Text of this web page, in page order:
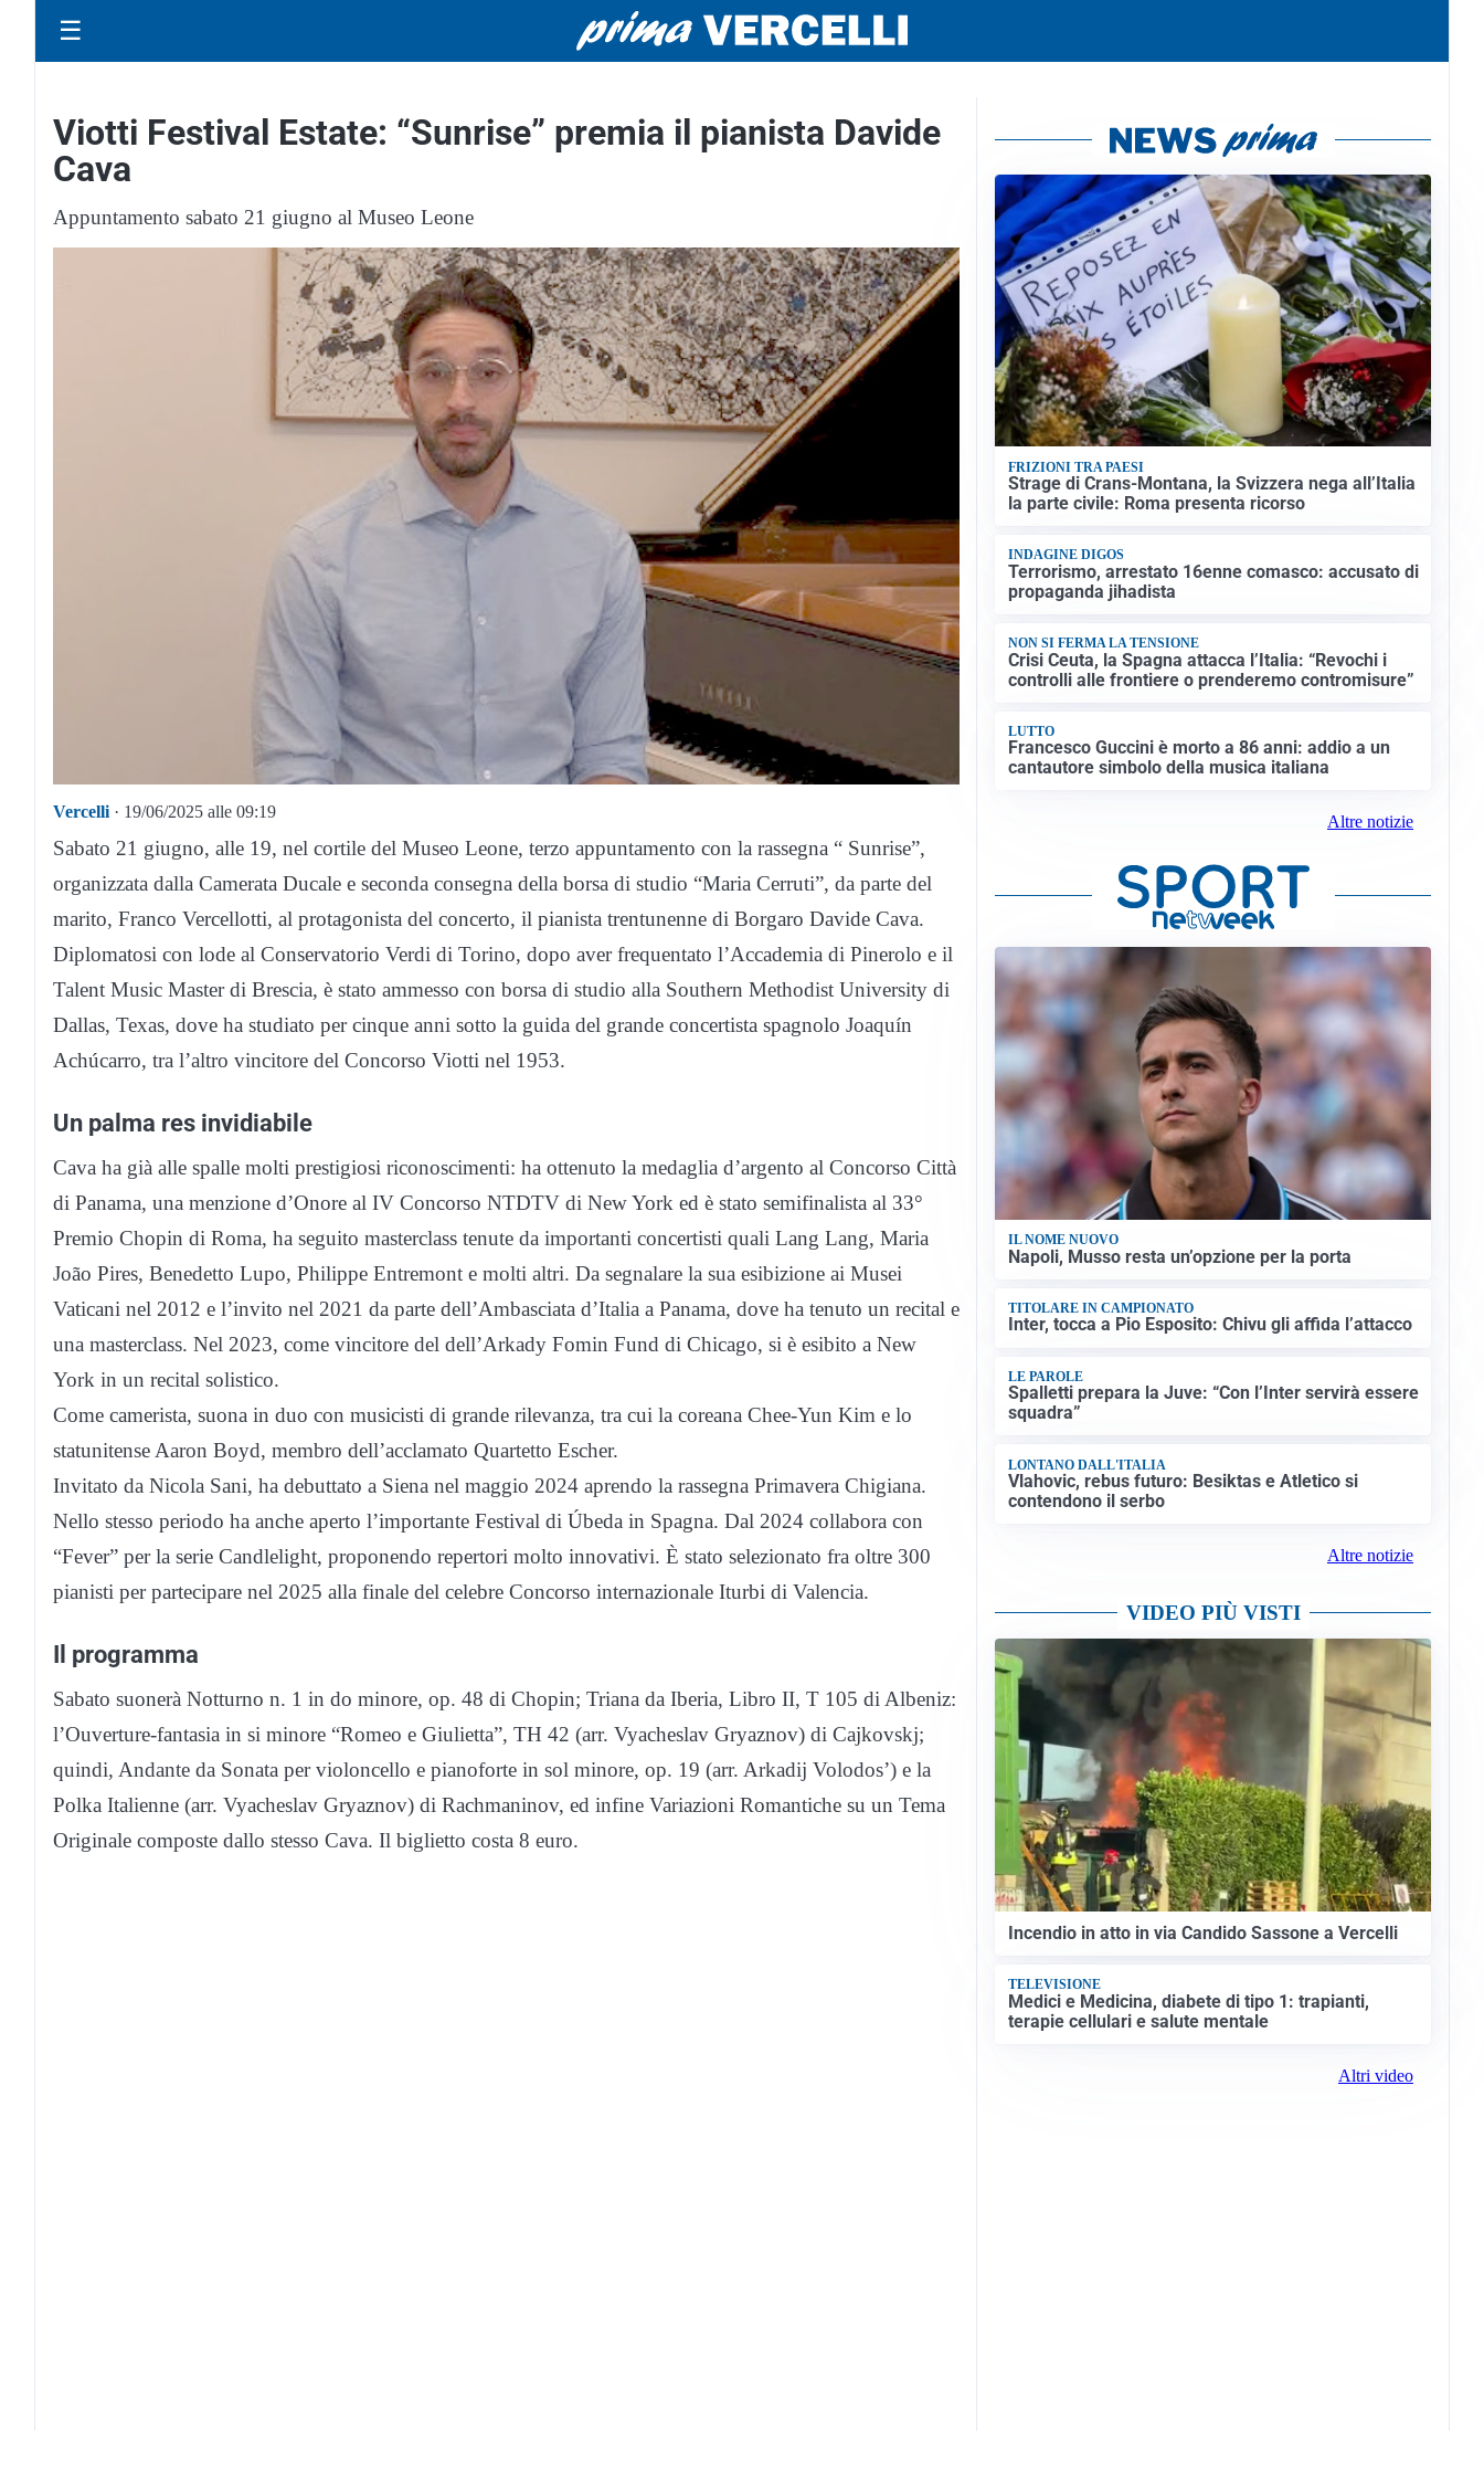
☰
Viotti Festival Estate: “Sunrise” premia il pianista Davide
Cava
Appuntamento sabato 21 giugno al Museo Leone
Vercelli · 19/06/2025 alle 09:19
Sabato 21 giugno, alle 19, nel cortile del Museo Leone, terzo appuntamento con la rassegna “ Sunrise”,
organizzata dalla Camerata Ducale e seconda consegna della borsa di studio “Maria Cerruti”, da parte del
marito, Franco Vercellotti, al protagonista del concerto, il pianista trentunenne di Borgaro Davide Cava.
Diplomatosi con lode al Conservatorio Verdi di Torino, dopo aver frequentato l’Accademia di Pinerolo e il
Talent Music Master di Brescia, è stato ammesso con borsa di studio alla Southern Methodist University di
Dallas, Texas, dove ha studiato per cinque anni sotto la guida del grande concertista spagnolo Joaquín
Achúcarro, tra l’altro vincitore del Concorso Viotti nel 1953.
Un palma res invidiabile
Cava ha già alle spalle molti prestigiosi riconoscimenti: ha ottenuto la medaglia d’argento al Concorso Città
di Panama, una menzione d’Onore al IV Concorso NTDTV di New York ed è stato semifinalista al 33°
Premio Chopin di Roma, ha seguito masterclass tenute da importanti concertisti quali Lang Lang, Maria
João Pires, Benedetto Lupo, Philippe Entremont e molti altri. Da segnalare la sua esibizione ai Musei
Vaticani nel 2012 e l’invito nel 2021 da parte dell’Ambasciata d’Italia a Panama, dove ha tenuto un recital e
una masterclass. Nel 2023, come vincitore del dell’Arkady Fomin Fund di Chicago, si è esibito a New
York in un recital solistico.
Come camerista, suona in duo con musicisti di grande rilevanza, tra cui la coreana Chee-Yun Kim e lo
statunitense Aaron Boyd, membro dell’acclamato Quartetto Escher.
Invitato da Nicola Sani, ha debuttato a Siena nel maggio 2024 aprendo la rassegna Primavera Chigiana.
Nello stesso periodo ha anche aperto l’importante Festival di Úbeda in Spagna. Dal 2024 collabora con
“Fever” per la serie Candlelight, proponendo repertori molto innovativi. È stato selezionato fra oltre 300
pianisti per partecipare nel 2025 alla finale del celebre Concorso internazionale Iturbi di Valencia.
Il programma
Sabato suonerà Notturno n. 1 in do minore, op. 48 di Chopin; Triana da Iberia, Libro II, T 105 di Albeniz:
l’Ouverture-fantasia in si minore “Romeo e Giulietta”, TH 42 (arr. Vyacheslav Gryaznov) di Cajkovskj;
quindi, Andante da Sonata per violoncello e pianoforte in sol minore, op. 19 (arr. Arkadij Volodos’) e la
Polka Italienne (arr. Vyacheslav Gryaznov) di Rachmaninov, ed infine Variazioni Romantiche su un Tema
Originale composte dallo stesso Cava. Il biglietto costa 8 euro.
FRIZIONI TRA PAESI
Strage di Crans-Montana, la Svizzera nega all’Italia
la parte civile: Roma presenta ricorso
INDAGINE DIGOS
Terrorismo, arrestato 16enne comasco: accusato di
propaganda jihadista
NON SI FERMA LA TENSIONE
Crisi Ceuta, la Spagna attacca l’Italia: “Revochi i
controlli alle frontiere o prenderemo contromisure”
LUTTO
Francesco Guccini è morto a 86 anni: addio a un
cantautore simbolo della musica italiana
Altre notizie
IL NOME NUOVO
Napoli, Musso resta un’opzione per la porta
TITOLARE IN CAMPIONATO
Inter, tocca a Pio Esposito: Chivu gli affida l’attacco
LE PAROLE
Spalletti prepara la Juve: “Con l’Inter servirà essere
squadra”
LONTANO DALL'ITALIA
Vlahovic, rebus futuro: Besiktas e Atletico si
contendono il serbo
Altre notizie
VIDEO PIÙ VISTI
Incendio in atto in via Candido Sassone a Vercelli
TELEVISIONE
Medici e Medicina, diabete di tipo 1: trapianti,
terapie cellulari e salute mentale
Altri video